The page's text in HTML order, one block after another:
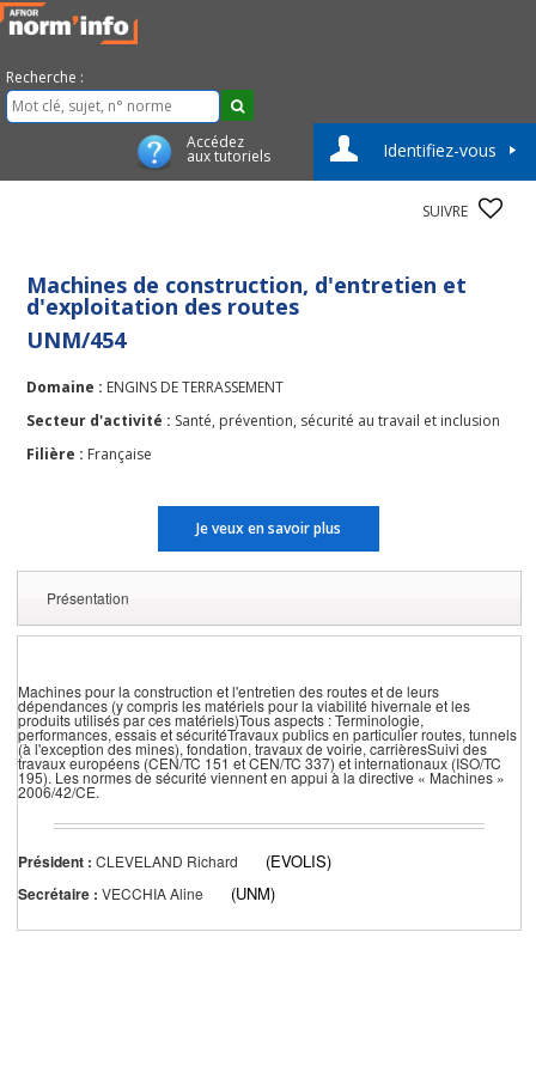
Recherche :
Accédez
aux tutoriels Identifiez-vous
SUIVRE
Machines de construction, d'entretien et
d'exploitation des routes
UNM/454
Domaine : ENGINS DE TERRASSEMENT
Secteur d'activité : Santé, prévention, sécurité au travail et inclusion
Filière : Française
Je veux en savoir plus
Présentation
Machines pour la construction et l'entretien des routes et de leurs
dépendances (y compris les matériels pour la viabilité hivernale et les
produits utilisés par ces matériels)Tous aspects : Terminologie,
performances, essais et sécuritéTravaux publics en particulier routes, tunnels
(à l'exception des mines), fondation, travaux de voirie, carrièresSuivi des
travaux européens (CEN/TC 151 et CEN/TC 337) et internationaux (ISO/TC
195). Les normes de sécurité viennent en appui à la directive « Machines »
2006/42/CE.
Président : CLEVELAND Richard (EVOLIS)
Secrétaire : VECCHIA Aline (UNM)